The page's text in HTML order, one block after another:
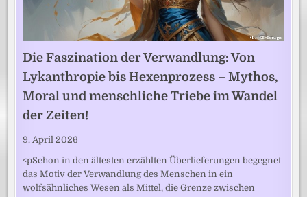
Die Faszination der Verwandlung: Von
Lykanthropie bis Hexenprozess – Mythos,
Moral und menschliche Triebe im Wandel
der Zeiten!
9. April 2026
<pSchon in den ältesten erzählten Überlieferungen begegnet
das Motiv der Verwandlung des Menschen in ein
wolfsähnliches Wesen als Mittel, die Grenze zwischen